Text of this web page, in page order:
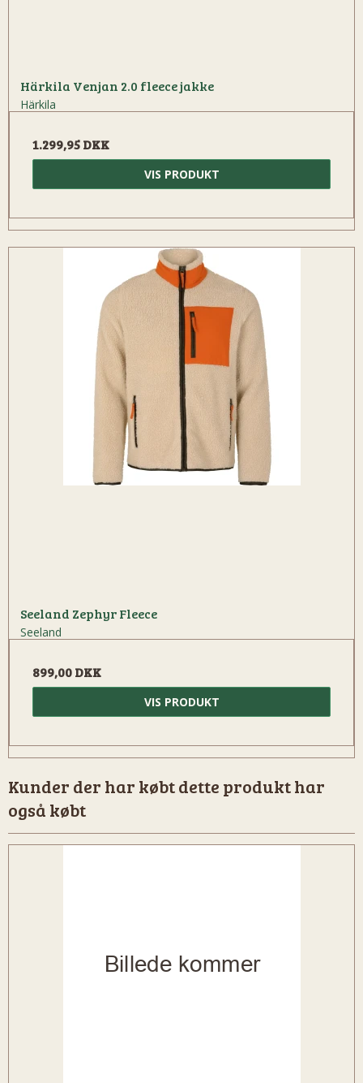
Härkila Venjan 2.0 fleece jakke
Härkila
1.299,95 DKK
VIS PRODUKT
Seeland Zephyr Fleece
Seeland
899,00 DKK
VIS PRODUKT
Kunder der har købt dette produkt har
også købt